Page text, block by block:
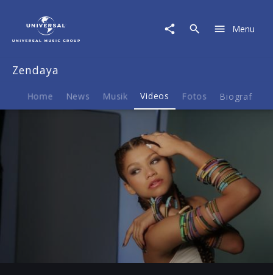
Story
Zendaya
(Episode
Menu
Zendaya
Home News Musik Videos Fotos Biografie
-02:25
Mute
Play